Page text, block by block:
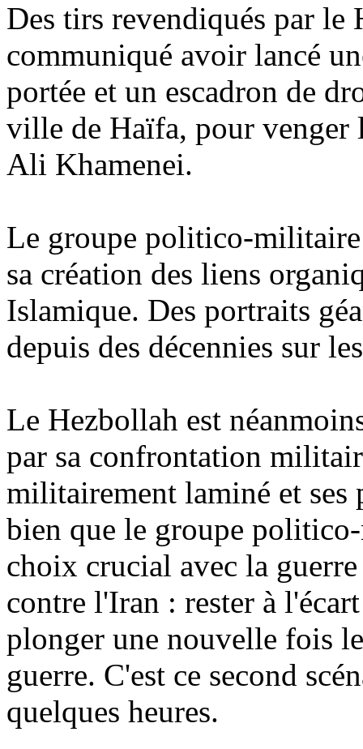
Des tirs revendiqués par le
communiqué avoir lancé
portée et un escadron de
ville de Haïfa, pour venger
Ali Khamenei.
Le groupe politico-
sa création des liens
Islamique. Des portraits
depuis des décennies sur
Le Hezbollah est
par sa confrontation
militairement laminé et ses
bien que le groupe
choix crucial avec la
contre l'Iran : rester à
plonger une nouvelle fois
guerre. C'est ce second
quelques heures.